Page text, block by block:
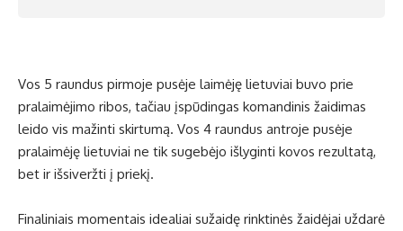
Vos 5 raundus pirmoje pusėje laimėję lietuviai buvo prie
pralaimėjimo ribos, tačiau įspūdingas komandinis žaidimas
leido vis mažinti skirtumą. Vos 4 raundus antroje pusėje
pralaimėję lietuviai ne tik sugebėjo išlyginti kovos rezultatą,
bet ir išsiveržti į priekį.
Finaliniais momentais idealiai sužaidę rinktinės žaidėjai uždarė